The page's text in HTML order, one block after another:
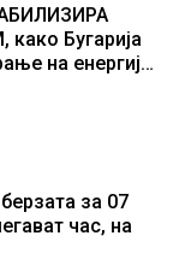
Бугарија
на енергија
за 07
час, на